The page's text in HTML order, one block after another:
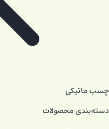
چسب ماتیکی
دسته‌بندی محصولات